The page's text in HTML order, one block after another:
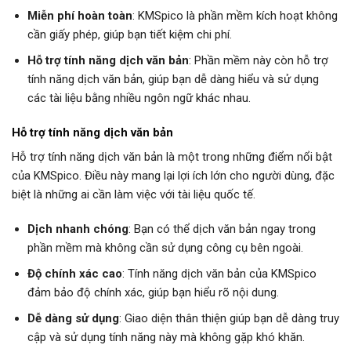
Miễn phí hoàn toàn: KMSpico là phần mềm kích hoạt không
cần giấy phép, giúp bạn tiết kiệm chi phí.
Hỗ trợ tính năng dịch văn bản: Phần mềm này còn hỗ trợ
tính năng dịch văn bản, giúp bạn dễ dàng hiểu và sử dụng
các tài liệu bằng nhiều ngôn ngữ khác nhau.
Hỗ trợ tính năng dịch văn bản
Hỗ trợ tính năng dịch văn bản là một trong những điểm nổi bật
của KMSpico. Điều này mang lại lợi ích lớn cho người dùng, đặc
biệt là những ai cần làm việc với tài liệu quốc tế.
Dịch nhanh chóng: Bạn có thể dịch văn bản ngay trong
phần mềm mà không cần sử dụng công cụ bên ngoài.
Độ chính xác cao: Tính năng dịch văn bản của KMSpico
đảm bảo độ chính xác, giúp bạn hiểu rõ nội dung.
Dễ dàng sử dụng: Giao diện thân thiện giúp bạn dễ dàng truy
cập và sử dụng tính năng này mà không gặp khó khăn.